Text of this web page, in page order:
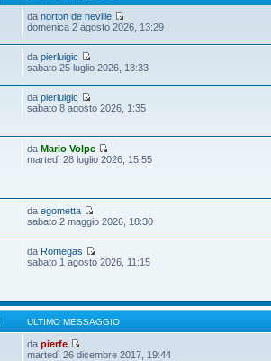
danorton de neville
domenica 2 agosto 2026, 13:29
dapierluigic
sabato 25 luglio 2026, 18:33
dapierluigic
sabato 8 agosto 2026, 1:35
daMario Volpe
martedì 28 luglio 2026, 15:55
daegometta
sabato 2 maggio 2026, 18:30
da Romegas
sabato 1 agosto 2026, 11:15
ULTIMO MESSAGGIO
dapierfe
martedì 26 dicembre 2017, 19:44